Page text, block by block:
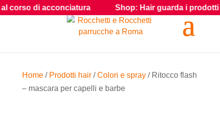
Home/ Prodotti hair/Colori e spray/ Ritocco flash
– mascara per capelli e barbe
di acconciatura Shop: Hair guarda i prodotti e